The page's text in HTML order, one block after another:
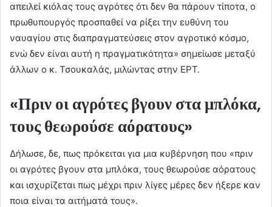
απειλεί κιόλας τους αγρότες ότι δεν θα πάρουν τίποτα, ο
πρωθυπουργός προσπαθεί να ρίξει την ευθύνη του
ναυαγίου στις διαπραγματεύσεις στον αγροτικό κόσμο,
ενώ δεν είναι αυτή η πραγματικότητα» σημείωσε μεταξύ
άλλων ο κ. Τσουκαλάς, μιλώντας στην ΕΡΤ.
«Πριν οι αγρότες βγουν στα μπλόκα,
τους θεωρούσε αόρατους»
Δήλωσε, δε, πως πρόκειται για μια κυβέρνηση που «πριν
οι αγρότες βγουν στα μπλόκα, τους θεωρούσε αόρατους
και ισχυρίζεται πως μέχρι πριν λίγες μέρες δεν ήξερε καν
ποια είναι τα αιτήματά τους».